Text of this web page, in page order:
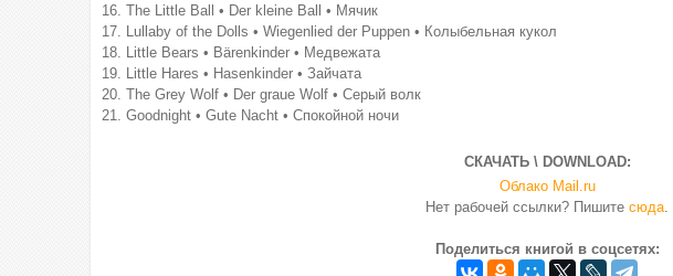
16. The Little Ball • Der kleine Ball • Мячик
17. Lullaby of the Dolls • Wiegenlied der Puppen • Колыбельная кукол
18. Little Bears • Bärenkinder • Медвежата
19. Little Hares • Hasenkinder • Зайчата
20. The Grey Wolf • Der graue Wolf • Серый волк
21. Goodnight • Gute Nacht • Спокойной ночи
СКАЧАТЬ \ DOWNLOAD:
Облако Mail.ru
Нет рабочей ссылки? Пишите сюда.
Поделиться книгой в соцсетях: